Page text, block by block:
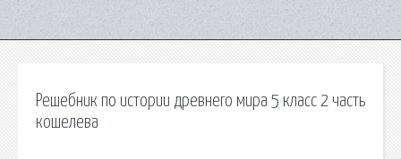
Решебник по истории древнего мира 5 класс 2 часть
кошелева